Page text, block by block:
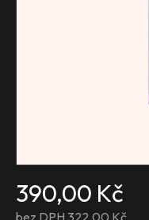
390,00 Kč
bez DPH 322,00 Kč